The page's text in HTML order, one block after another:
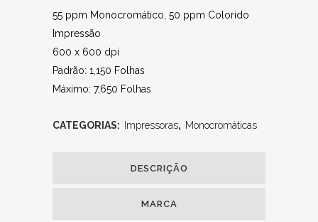
55 ppm Monocromático, 50 ppm Colorido
Impressão
600 x 600 dpi
Padrão: 1,150 Folhas
Máximo: 7,650 Folhas
CATEGORIAS: Impressoras, Monocromáticas
DESCRIÇÃO
MARCA